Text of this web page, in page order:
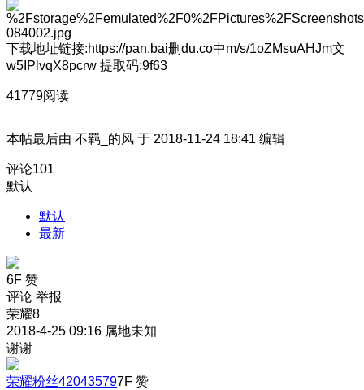
下载地址链接:https://pan.bai删du.co中m/s/1oZMsuAHJm文
w5IPlvqX8pcrw 提取码:9f63
41779阅读
本帖最后由 不羁_的风 于 2018-11-24 18:41 编辑
评论101
默认
默认
最新
6F 赞
评论 举报
荣耀8
2018-4-25 09:16 属地未知
谢谢
荣耀粉丝420435797F 赞